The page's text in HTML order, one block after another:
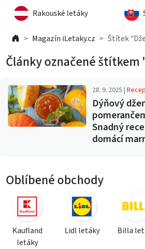
Rakouské letáky
Magazín iLetaky.cz Štítek
Články označené štítkem
28. 9. 2025 |
Dýňový
Snadný
domácí
Oblíbené obchody
Kaufland
letáky
Lidl letáky Billa